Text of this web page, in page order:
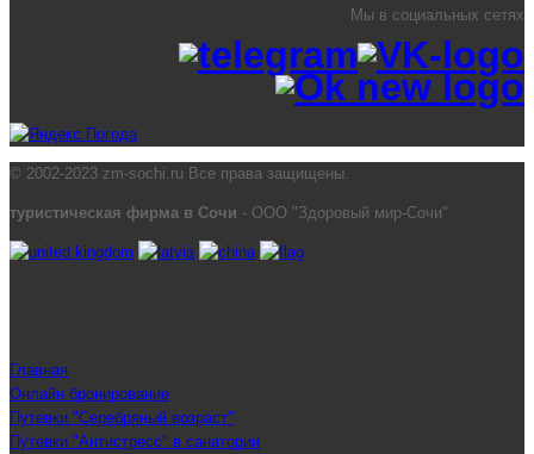
Мы в социальных сетях
© 2002-2023 zm-sochi.ru Все права защищены.
туристическая фирма в Сочи - ООО "Здоровый мир-Сочи"
Главная
Онлайн бронирование
Путевки "Серебряный возраст"
Путевки "Антистресс" в санатории